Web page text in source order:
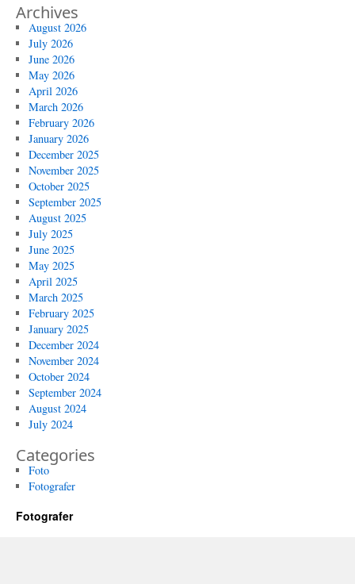
Archives
August 2026
July 2026
June 2026
May 2026
April 2026
March 2026
February 2026
January 2026
December 2025
November 2025
October 2025
September 2025
August 2025
July 2025
June 2025
May 2025
April 2025
March 2025
February 2025
January 2025
December 2024
November 2024
October 2024
September 2024
August 2024
July 2024
Categories
Foto
Fotografer
Fotografer